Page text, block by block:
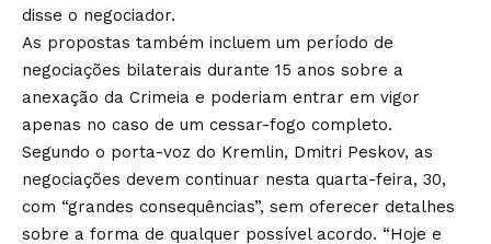
disse o negociador.
As propostas também incluem um período de
negociações bilaterais durante 15 anos sobre a
anexação da Crimeia e poderiam entrar em vigor
apenas no caso de um cessar-fogo completo.
Segundo o porta-voz do Kremlin, Dmitri Peskov, as
negociações devem continuar nesta quarta-feira, 30,
com “grandes consequências”, sem oferecer detalhes
sobre a forma de qualquer possível acordo. “Hoje e